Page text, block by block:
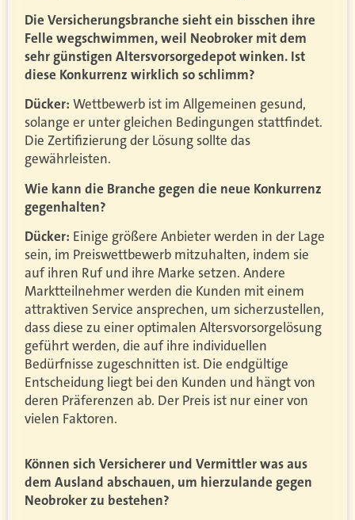
Die Versicherungsbranche sieht ein bisschen ihre
Felle wegschwimmen, weil Neobroker mit dem
sehr günstigen Altersvorsorgedepot winken. Ist
diese Konkurrenz wirklich so schlimm?
Dücker: Wettbewerb ist im Allgemeinen gesund,
solange er unter gleichen Bedingungen stattfindet.
Die Zertifizierung der Lösung sollte das
gewährleisten.
Wie kann die Branche gegen die neue Konkurrenz
gegenhalten?
Dücker: Einige größere Anbieter werden in der Lage
sein, im Preiswettbewerb mitzuhalten, indem sie
auf ihren Ruf und ihre Marke setzen. Andere
Marktteilnehmer werden die Kunden mit einem
attraktiven Service ansprechen, um sicherzustellen,
dass diese zu einer optimalen Altersvorsorgelösung
geführt werden, die auf ihre individuellen
Bedürfnisse zugeschnitten ist. Die endgültige
Entscheidung liegt bei den Kunden und hängt von
deren Präferenzen ab. Der Preis ist nur einer von
vielen Faktoren.
Können sich Versicherer und Vermittler was aus
dem Ausland abschauen, um hierzulande gegen
Neobroker zu bestehen?